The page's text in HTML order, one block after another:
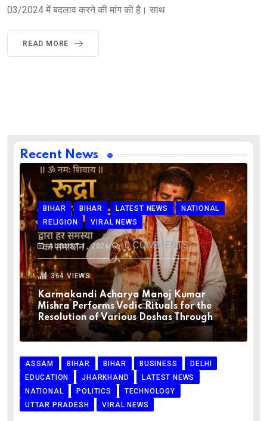
03/2024 में बदलाव करने की मांग की है। साथ
READ MORE
Recent News
BIHAR BIHAR LATEST NEWS
NATIONAL
RELIGION
VIRAL NEWS
AUGUST 1, 2026 0COMMENTS
364 VIEWS
Karmakandi Acharya Manoj Kumar
Mishra Performs Vedic Rituals for the
Resolution of Various Doshas Through
ASSAM BIHAR BIHAR BUSINESS
DELHI
EDUCATION
JHARKHAND
LATEST NEWS
NATIONAL
POLITICS
TECHNOLOGY
UTTAR PRADESH
VIRAL NEWS